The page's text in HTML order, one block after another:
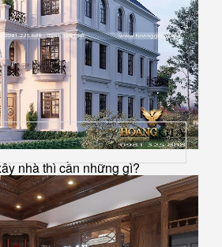
nhà thì cần những gì?